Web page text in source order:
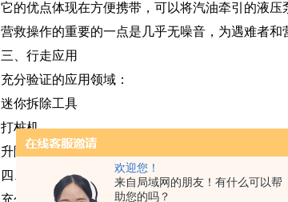
欢迎您！
来自局域网的朋友！有什么可以帮
助您的吗？
它的优点体现在方便携带，可以将汽油牵引的液压
营救操作的重要的一点是几乎无噪音，为遇难者和
三、行走应用
充分验证的应用领域：
迷你拆除工具
打桩机
升降工具
四、离岸应用
充分验证的应用领域：